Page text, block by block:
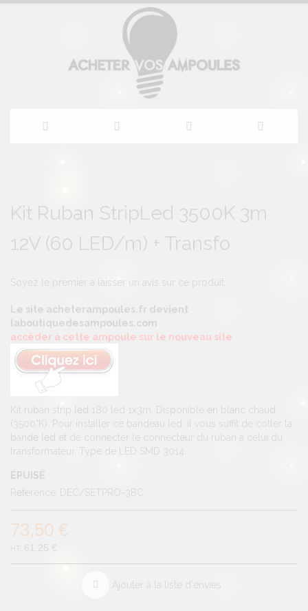
contenu
the
of
the
gallery
the
of
the
gallery
Kit Ruban StripLed 3500K 3m
12V (60 LED/m) + Transfo
Soyez le premier à laisser un avis sur ce produit
Le site acheterampoules.fr devient
laboutiquedesampoules.com
accèder à cette ampoule sur le nouveau site
Kit ruban strip led 180 led 1x3m. Disponible en blanc chaud
(3500°K). Pour installer ce bandeau led, il vous suffit de coller la
bande led et de connecter le connecteur du ruban à celui du
transformateur. Type de LED SMD 3014
ÉPUISÉ
Référence DEC/SETPRO-3BC
73,50 €
61,25 €
Ajouter à la liste d'envies